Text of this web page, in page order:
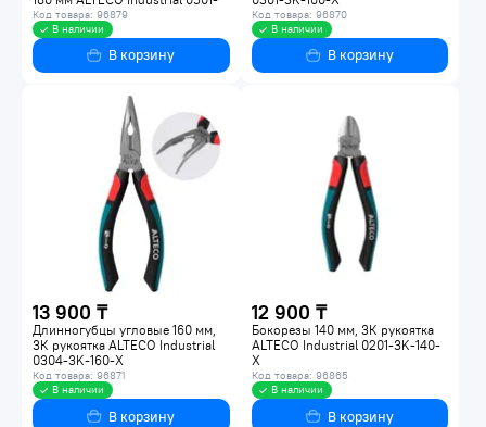
VDE-180-X
Код товара: 96879
В наличии
В корзину
Код товара: 96870
В наличии
В корзину
13 900 ₸
Длинногубцы угловые 160 мм,
3К рукоятка ALTECO Industrial
0304-3K-160-X
Код товара: 96871
В наличии
В корзину
12 900 ₸
Бокорезы 140 мм, 3К рукоятка
ALTECO Industrial 0201-3K-140-
X
Код товара: 96865
В наличии
В корзину